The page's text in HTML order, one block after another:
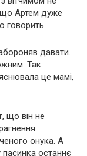
що Артем дуже
говорить.
давати.
Так
це мамі,
що він не
онука. А
пасинка останнє